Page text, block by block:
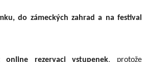
do zámeckých zahrad a na festival
online rezervaci vstupenek, protože